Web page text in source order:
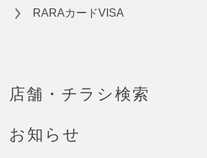
RARAカードVISA
店舗・チラシ検索
お知らせ